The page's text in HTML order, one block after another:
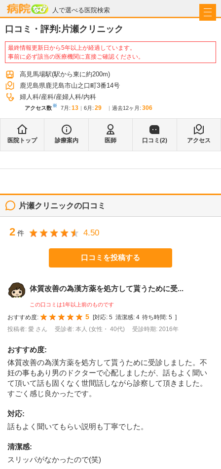
人で選べる医院検索
病院なび
口コミ・評判:片瀬クリニック
最終情報更新日から5年以上が経過しています。
事前に必ず該当の医療機関に直接ご確認ください。
高見馬場駅(駅から東に約200m)
鹿児島県鹿児島市山之口町3番14号
婦人科 産科 産婦人科 内科
アクセス数※ 7月 : 13 6月 : 29 過去12ヶ月: 306
医院トップ 診療案内 医師 口コミ(2) アクセス
片瀬クリニックの口コミ
2 件 4.50
口コミを投稿する
体質改善の為漢方薬を処方して貰うために受...
この口コミは1年以上前のものです
おすすめ度: 5 [対応: 5 清潔感: 4 待ち時間: 5 ]
投稿者: 愛 さん
受診者: 本人 (女性・ 40代) 受診時期: 2016年
おすすめ度:
体質改善の為漢方薬を処方して貰うために受診しました。不
妊の事もあり男のドクターで心配しましたが、話もよく聞い
て頂いて話も固くなく世間話しながら診察して頂きました。
すごく感じ良かったです。
対応:
話もよく聞いてもらい説明も丁寧でした。
清潔感:
スリッパがなかったので(笑)